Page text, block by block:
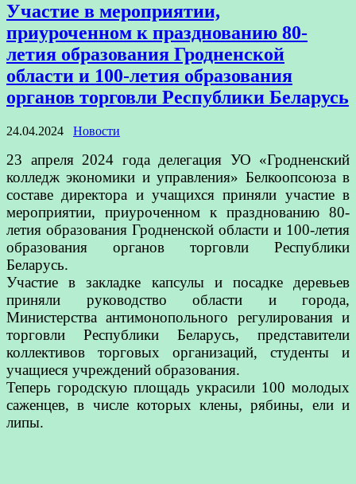
Участие в мероприятии,
приуроченном к празднованию 80-
летия образования Гродненской
области и 100-летия образования
органов торговли Республики Беларусь
24.04.2024 Новости
23 апреля 2024 года делегация УО «Гродненский
колледж экономики и управления» Белкоопсоюза в
составе директора и учащихся приняли участие в
мероприятии, приуроченном к празднованию 80-
летия образования Гродненской области и 100-летия
образования органов торговли Республики
Беларусь.
Участие в закладке капсулы и посадке деревьев
приняли руководство области и города,
Министерства антимонопольного регулирования и
торговли Республики Беларусь, представители
коллективов торговых организаций, студенты и
учащиеся учреждений образования.
Теперь городскую площадь украсили 100 молодых
саженцев, в числе которых клены, рябины, ели и
липы.